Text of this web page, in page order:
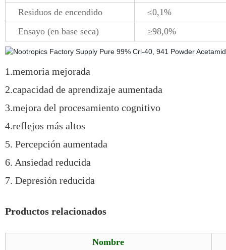
Residuos de encendido
≤0,1%
Ensayo (en base seca)
≥98,0%
1.memoria mejorada
2.capacidad de aprendizaje aumentada
3.mejora del procesamiento cognitivo
4.reflejos más altos
5. Percepción aumentada
6. Ansiedad reducida
7. Depresión reducida
Productos relacionados
Nombre